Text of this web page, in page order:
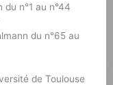
n°1 au n°44
du n°65 au
de Toulouse